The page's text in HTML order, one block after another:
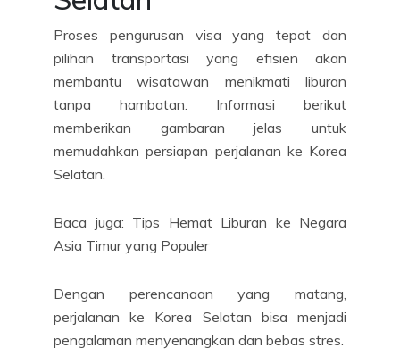
Proses pengurusan visa yang tepat dan
pilihan transportasi yang efisien akan
membantu wisatawan menikmati liburan
tanpa hambatan. Informasi berikut
memberikan gambaran jelas untuk
memudahkan persiapan perjalanan ke Korea
Selatan.
Baca juga: Tips Hemat Liburan ke Negara
Asia Timur yang Populer
Dengan perencanaan yang matang,
perjalanan ke Korea Selatan bisa menjadi
pengalaman menyenangkan dan bebas stres.